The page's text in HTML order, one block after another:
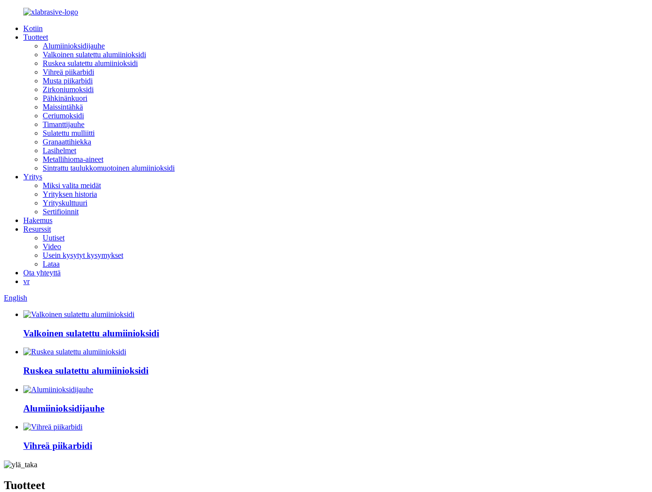
Kotiin
Tuotteet
Alumiinioksidijauhe
Valkoinen sulatettu alumiinioksidi
Ruskea sulatettu alumiinioksidi
Vihreä piikarbidi
Musta piikarbidi
Zirkoniumoksidi
Pähkinänkuori
Maissintähkä
Ceriumoksidi
Timanttijauhe
Sulatettu mulliitti
Granaattihiekka
Lasihelmet
Metallihioma-aineet
Sintrattu taulukkomuotoinen alumiinioksidi
Yritys
Miksi valita meidät
Yrityksen historia
Yrityskulttuuri
Sertifioinnit
Hakemus
Resurssit
Uutiset
Video
Usein kysytyt kysymykset
Lataa
Ota yhteyttä
vr
English
Valkoinen sulatettu alumiinioksidi
Ruskea sulatettu alumiinioksidi
Alumiinioksidijauhe
Vihreä piikarbidi
Tuotteet